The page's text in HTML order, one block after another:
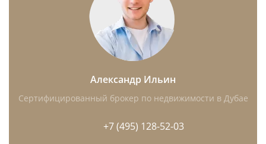
Александр Ильин
Сертифицированный брокер по недвижимости в Дубае
+7 (495) 128-52-03